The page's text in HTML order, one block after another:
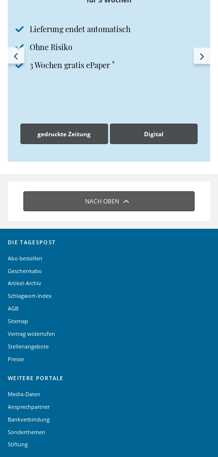
Lieferung endet automatisch
Ohne Risiko
3 Wochen gratis ePaper *
gedruckte Zeitung Digital
NACH OBEN
DIE TAGESPOST
Abo bestellen
Geschenkabo
Artikel-Archiv
Schlagwort-Index
AGB
Sitemap
Vertrag widerrufen
Stellenangebote
Presse
WEITERE PORTALE
Media-Daten
Ansprechpartner
Bankverbindung
Sonderthemen
Stiftung